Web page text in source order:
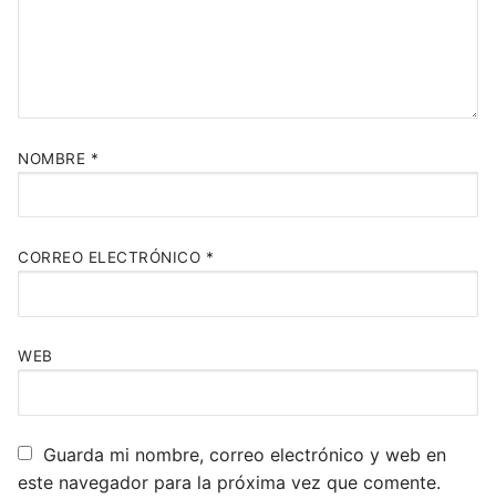
NOMBRE *
CORREO ELECTRÓNICO *
WEB
Guarda mi nombre, correo electrónico y web en
este navegador para la próxima vez que comente.